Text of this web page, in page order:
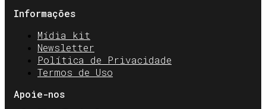
Informações
Mídia kit
Newsletter
Política de Privacidade
Termos de Uso
Apoie-nos